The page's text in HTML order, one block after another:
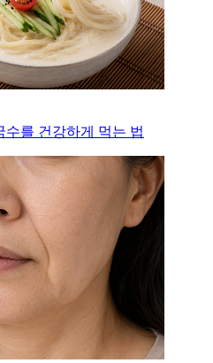
수를 건강하게 먹는 법